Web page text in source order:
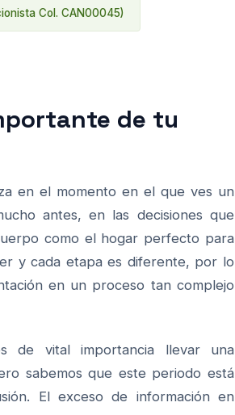
Col. CAN00045)
de tu
en el momento en el que ves un
antes, en las decisiones que
como el hogar perfecto para
y cada etapa es diferente, por lo
en un proceso tan complejo
de vital importancia llevar una
sabemos que este periodo está
El exceso de información en